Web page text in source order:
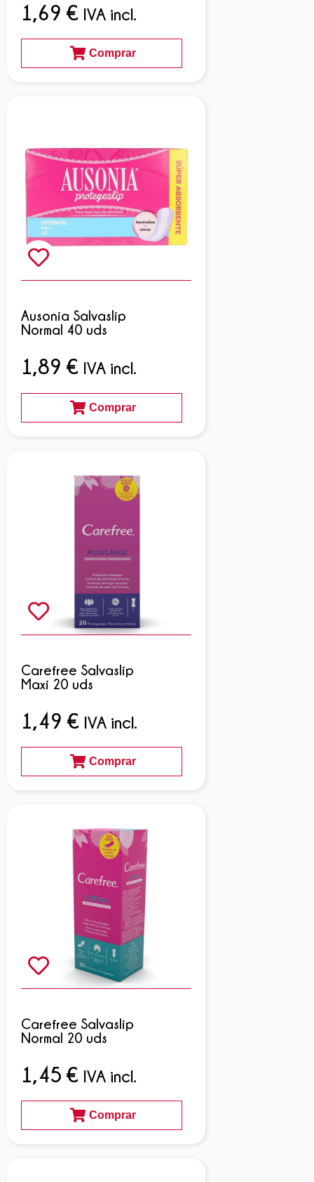
1,69€ IVA incl.
Comprar
Ausonia Salvaslip
Normal 40 uds
1,89€ IVA incl.
Comprar
Carefree Salvaslip
Maxi 20 uds
1,49€ IVA incl.
Comprar
Carefree Salvaslip
Normal 20 uds
1,45€ IVA incl.
Comprar